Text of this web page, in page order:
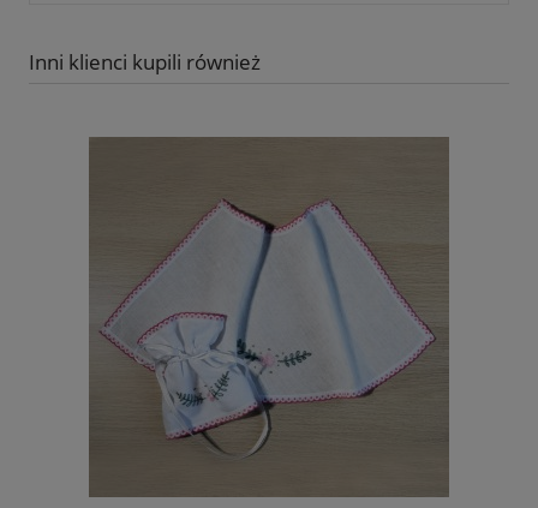
Inni klienci kupili również